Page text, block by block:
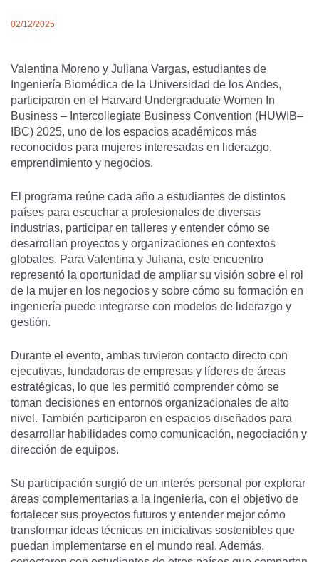
02/12/2025
Valentina Moreno y Juliana Vargas, estudiantes de
Ingeniería Biomédica de la Universidad de los Andes,
participaron en el Harvard Undergraduate Women In
Business – Intercollegiate Business Convention (HUWIB–
IBC) 2025, uno de los espacios académicos más
reconocidos para mujeres interesadas en liderazgo,
emprendimiento y negocios.
El programa reúne cada año a estudiantes de distintos
países para escuchar a profesionales de diversas
industrias, participar en talleres y entender cómo se
desarrollan proyectos y organizaciones en contextos
globales. Para Valentina y Juliana, este encuentro
representó la oportunidad de ampliar su visión sobre el rol
de la mujer en los negocios y sobre cómo su formación en
ingeniería puede integrarse con modelos de liderazgo y
gestión.
Durante el evento, ambas tuvieron contacto directo con
ejecutivas, fundadoras de empresas y líderes de áreas
estratégicas, lo que les permitió comprender cómo se
toman decisiones en entornos organizacionales de alto
nivel. También participaron en espacios diseñados para
desarrollar habilidades como comunicación, negociación y
dirección de equipos.
Su participación surgió de un interés personal por explorar
áreas complementarias a la ingeniería, con el objetivo de
fortalecer sus proyectos futuros y entender mejor cómo
transformar ideas técnicas en iniciativas sostenibles que
puedan implementarse en el mundo real. Además,